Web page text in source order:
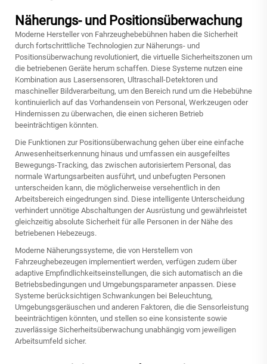
Näherungs- und Positionsüberwachung
Moderne Hersteller von Fahrzeughebebühnen haben die Sicherheit
durch fortschrittliche Technologien zur Näherungs- und
Positionsüberwachung revolutioniert, die virtuelle Sicherheitszonen um
die betriebenen Geräte herum schaffen. Diese Systeme nutzen eine
Kombination aus Lasersensoren, Ultraschall-Detektoren und
maschineller Bildverarbeitung, um den Bereich rund um die Hebebühne
kontinuierlich auf das Vorhandensein von Personal, Werkzeugen oder
Hindernissen zu überwachen, die einen sicheren Betrieb
beeinträchtigen könnten.
Die Funktionen zur Positionsüberwachung gehen über eine einfache
Anwesenheitserkennung hinaus und umfassen ein ausgefeiltes
Bewegungs-Tracking, das zwischen autorisiertem Personal, das
normale Wartungsarbeiten ausführt, und unbefugten Personen
unterscheiden kann, die möglicherweise versehentlich in den
Arbeitsbereich eingedrungen sind. Diese intelligente Unterscheidung
verhindert unnötige Abschaltungen der Ausrüstung und gewährleistet
gleichzeitig absolute Sicherheit für alle Personen in der Nähe des
betriebenen Hebezeugs.
Moderne Näherungssysteme, die von Herstellern von
Fahrzeughebezeugen implementiert werden, verfügen zudem über
adaptive Empfindlichkeitseinstellungen, die sich automatisch an die
Betriebsbedingungen und Umgebungsparameter anpassen. Diese
Systeme berücksichtigen Schwankungen bei Beleuchtung,
Umgebungsgeräuschen und anderen Faktoren, die die Sensorleistung
beeinträchtigen könnten, und stellen so eine konsistente sowie
zuverlässige Sicherheitsüberwachung unabhängig vom jeweiligen
Arbeitsumfeld sicher.